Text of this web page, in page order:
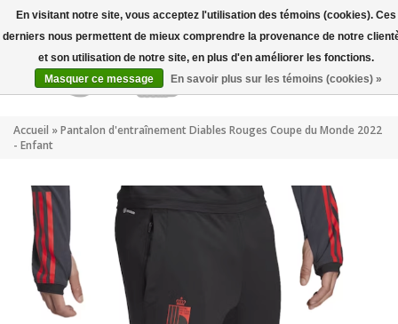
Mon compte FR
Accueil »Pantalon d'entraînement Diables Rouges Coupe du Monde 2022
- Enfant
En visitant notre site, vous acceptez l'utilisation des témoins (cookies). Ces
derniers nous permettent de mieux comprendre la provenance de notre
et son utilisation de notre site, en plus d'en améliorer les fonctions.
Masquer ce message
En savoir plus sur les témoins (cookies) »